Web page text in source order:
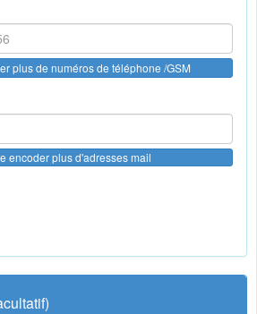
plus de numéros de téléphone /GSM
encoder plus d'adresses mail